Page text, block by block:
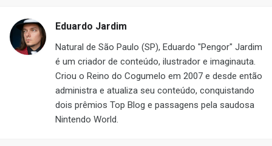
Eduardo Jardim
Natural de São Paulo (SP), Eduardo "Pengor" Jardim
é um criador de conteúdo, ilustrador e imaginauta.
Criou o Reino do Cogumelo em 2007 e desde então
administra e atualiza seu conteúdo, conquistando
dois prêmios Top Blog e passagens pela saudosa
Nintendo World.